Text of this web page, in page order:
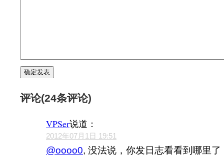
评论(24条评论)
VPSer说道：
2012年07月1日 19:51
@oooo0, 没法说，你发日志看看到哪里了